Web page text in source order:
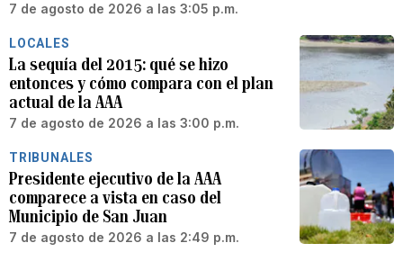
7 de agosto de 2026 a las 3:05 p.m.
LOCALES
La sequía del 2015: qué se hizo
entonces y cómo compara con el plan
actual de la AAA
7 de agosto de 2026 a las 3:00 p.m.
TRIBUNALES
Presidente ejecutivo de la AAA
comparece a vista en caso del
Municipio de San Juan
7 de agosto de 2026 a las 2:49 p.m.